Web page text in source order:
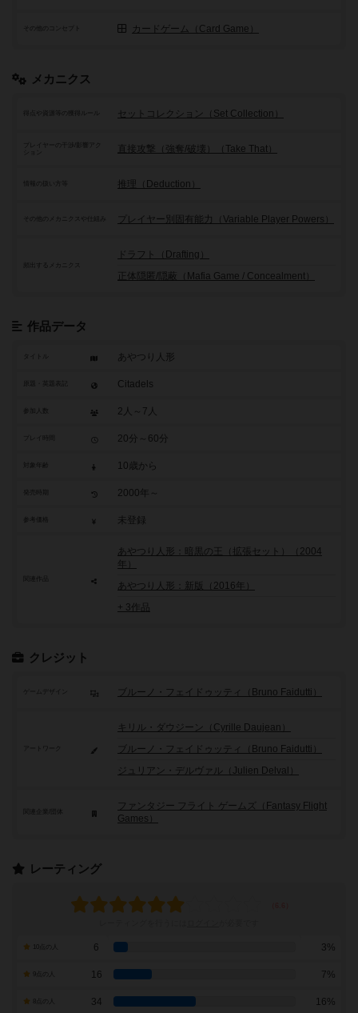
その他のコンセプト カードゲーム（Card Game）
メカニクス
得点や資源等の獲得ルール セットコレクション（Set Collection）
プレイヤーの干渉/影響アク
直接攻撃（強奪/破壊）（Take That）
推理（Deduction）
その他のメカニクスや仕組み プレイヤー別固有能力（Variable Player Powers）
頻出するメカニクス
ドラフト（Drafting）
正体隠匿/隠蔽（Mafia Game / Concealment）
作品データ
タイトル あやつり人形
原題・英題表記 Citadels
参加人数 2人～7人
20分～60分
対象年齢 10歳から
2000年～
参考価格 未登録
関連作品
あやつり人形：暗黒の王（拡張セット）（2004
年）
あやつり人形：新版（2016年）
+ 3作品
クレジット
ゲームデザイン ブルーノ・フェイドゥッティ（Bruno Faidutti）
アートワーク
キリル・ダウジーン（Cyrille Daujean）
ブルーノ・フェイドゥッティ（Bruno Faidutti）
ジュリアン・デルヴァル（Julien Delval）
ファンタジー フライト ゲームズ（Fantasy Flight
Games）
レーティング
6 3%
9点の人 16 7%
34 16%